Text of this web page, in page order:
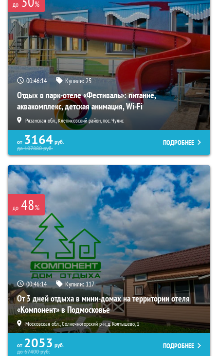
до %
00:46:13 Купили:25
Отдых в парк-отеле «Фестиваль»: питание,
аквакомплекс, детская анимация, Wi-Fi
Рязанская обл., Клепиковский район, пос. Чулис
от 3164 руб.
до107880руб.
ПОДРОБНЕЕ
до 48%
00:46:13 Купили: 117
От 3 дней отдыха в мини-домах на территории отеля
«Компонент» в Подмосковье
Московская обл., Солнечногорский р-н, д. Колтышево, 1
от 2053 руб.
до67400руб.
ПОДРОБНЕЕ